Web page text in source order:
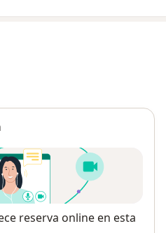
reserva online en esta